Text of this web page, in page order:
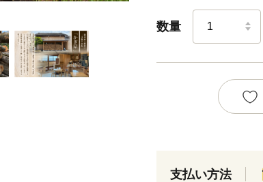
数量
支払い方法